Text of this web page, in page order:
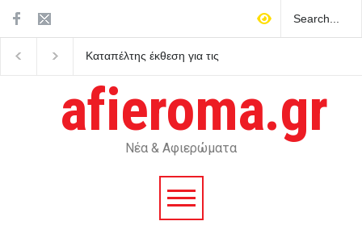
Καταπέλτης έκθεση για τις
συναλλαγές του Έπσταϊν
στην Άγκυρα και
δεσμεύσεις από την
κυβέρνηση
afieroma.gr
Νέα & Αφιερώματα